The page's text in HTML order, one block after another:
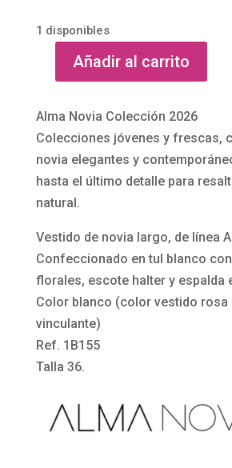
1 disponibles
Vestido
novia
largo
en
tul
blanco
flores
1B155
Nadim
de
Alma
Novia
cantidad
Añadir al carrito
Alma Novia Colección 2026
Colecciones jóvenes y frescas,
novia elegantes y
hasta el último detalle para
natural.
Vestido de novia largo, de línea
Confeccionado en tul blanco
florales, escote halter y espalda
Color blanco (color vestido rosa
vinculante)
Ref. 1B155
Talla 36.